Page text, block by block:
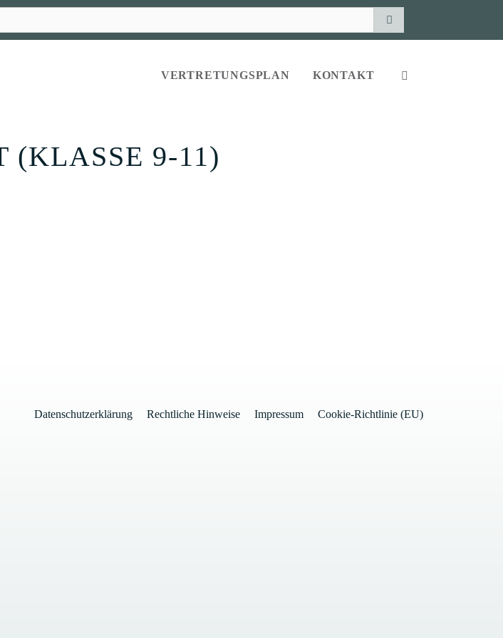
VERTRETUNGSPLAN KONTAKT
(KLASSE 9-11)
Datenschutzerklärung Rechtliche Hinweise Impressum Cookie-Richtlinie (EU)